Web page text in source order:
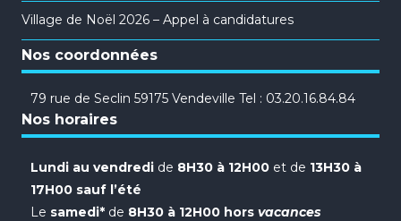
Village de Noël 2026 – Appel à candidatures
Nos coordonnées
79 rue de Seclin 59175 Vendeville Tel : 03.20.16.84.84
Nos horaires
Lundi au vendredi de 8H30 à 12H00 et de 13H30 à
17H00 sauf l’été
Le samedi* de 8H30 à 12H00 hors vacances